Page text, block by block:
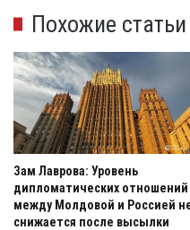
Похожие статьи
Зам Лаврова: Уровень
дипломатических отношений
между Молдовой и Россией
снижается после высылки